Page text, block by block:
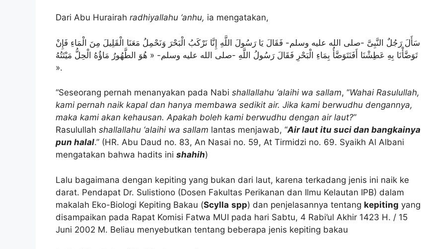
Dari Abu Hurairah radhiyallahu ‘anhu, ia mengatakan,
سَأَلَ رَجُلٌ النَّبِىَّ -صلى الله عليه وسلم- فَقَالَ يَا رَسُولَ اللَّهِ إِنَّا نَرْكَبُ الْبَحْرَ وَنَحْمِلُ مَعَنَا الْقَلِيلَ مِنَ الْمَاءِ فَإِنْ
تَوَضَّأْنَا بِهِ عَطِشْنَا أَفَنَتَوَضَّأُ بِمَاءِ الْبَحْرِ فَقَالَ رَسُولُ اللَّهِ -صلى الله عليه وسلم- « هُوَ الطَّهُورُ مَاؤُهُ الْحِلُّ مَيْتَتُهُ
».
“Seseorang pernah menanyakan pada Nabi shallallahu ‘alaihi wa sallam, “Wahai Rasulullah,
kami pernah naik kapal dan hanya membawa sedikit air. Jika kami berwudhu dengannya,
maka kami akan kehausan. Apakah boleh kami berwudhu dengan air laut?”
Rasulullah shallallahu ‘alaihi wa sallam lantas menjawab, “Air laut itu suci dan bangkainya
pun halal.” (HR. Abu Daud no. 83, An Nasai no. 59, At Tirmidzi no. 69. Syaikh Al Albani
mengatakan bahwa hadits ini shahih)
Lalu bagaimana dengan kepiting yang bukan dari laut, karena terkadang jenis ini naik ke
darat. Pendapat Dr. Sulistiono (Dosen Fakultas Perikanan dan Ilmu Kelautan IPB) dalam
makalah Eko-Biologi Kepiting Bakau (Scylla spp) dan penjelasannya tentang kepiting yang
disampaikan pada Rapat Komisi Fatwa MUI pada hari Sabtu, 4 Rabi’ul Akhir 1423 H. / 15
Juni 2002 M. Beliau menyebutkan tentang beberapa jenis kepiting bakau